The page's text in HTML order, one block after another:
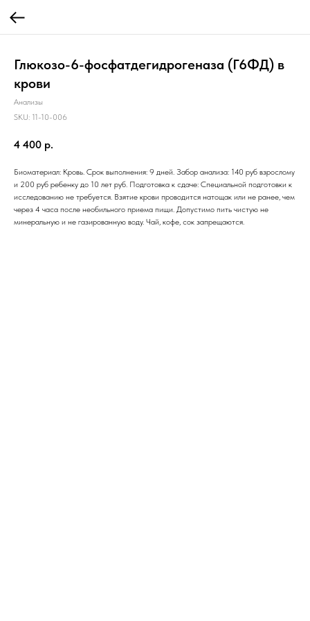
Глюкозо-6-фосфатдегидрогеназа (Г6ФД) в
крови
Анализы
SKU: 11-10-006
4 400 р.
Биоматериал: Кровь. Срок выполнения: 9 дней. Забор анализа: 140 руб взрослому
и 200 руб ребенку до 10 лет руб. Подготовка к сдаче: Специальной подготовки к
исследованию не требуется. Взятие крови проводится натощак или не ранее, чем
через 4 часа после необильного приема пищи. Допустимо пить чистую не
минеральную и не газированную воду. Чай, кофе, сок запрещаются.